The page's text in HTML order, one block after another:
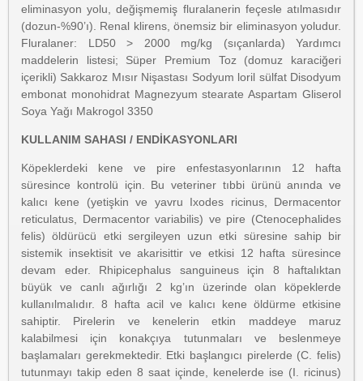
eliminasyon yolu, değişmemiş fluralanerin feçesle atılmasıdır
(dozun-%90’ı). Renal klirens, önemsiz bir eliminasyon yoludur.
Fluralaner: LD50 > 2000 mg/kg (sıçanlarda) Yardımcı
maddelerin listesi; Süper Premium Toz (domuz karaciğeri
içerikli) Sakkaroz Mısır Nişastası Sodyum loril sülfat Disodyum
embonat monohidrat Magnezyum stearate Aspartam Gliserol
Soya Yağı Makrogol 3350
KULLANIM SAHASI / ENDİKASYONLARI
Köpeklerdeki kene ve pire enfestasyonlarının 12 hafta
süresince kontrolü için. Bu veteriner tıbbi ürünü anında ve
kalıcı kene (yetişkin ve yavru Ixodes ricinus, Dermacentor
reticulatus, Dermacentor variabilis) ve pire (Ctenocephalides
felis) öldürücü etki sergileyen uzun etki süresine sahip bir
sistemik insektisit ve akarisittir ve etkisi 12 hafta süresince
devam eder. Rhipicephalus sanguineus için 8 haftalıktan
büyük ve canlı ağırlığı 2 kg’ın üzerinde olan köpeklerde
kullanılmalıdır. 8 hafta acil ve kalıcı kene öldürme etkisine
sahiptir. Pirelerin ve kenelerin etkin maddeye maruz
kalabilmesi için konakçıya tutunmaları ve beslenmeye
başlamaları gerekmektedir. Etki başlangıcı pirelerde (C. felis)
tutunmayı takip eden 8 saat içinde, kenelerde ise (I. ricinus)